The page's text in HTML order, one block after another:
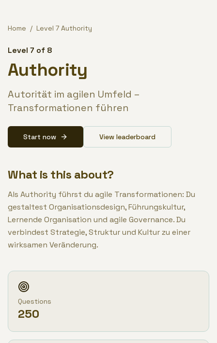
Home / Level 7 Authority
Level 7 of 8
Authority
Autorität im agilen Umfeld –
Transformationen führen
Start now View leaderboard
What is this about?
Als Authority führst du agile Transformationen: Du
gestaltest Organisationsdesign, Führungskultur,
Lernende Organisation und agile Governance. Du
verbindest Strategie, Struktur und Kultur zu einer
wirksamen Veränderung.
Questions
250